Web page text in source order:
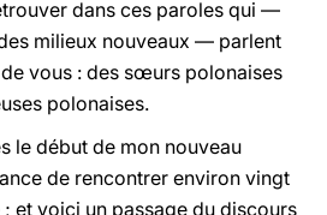
dans ces paroles qui —
milieux nouveaux — parlent
vous : des sœurs polonaises
polonaises.
le début de mon nouveau
de rencontrer environ vingt
et voici un passage du discours